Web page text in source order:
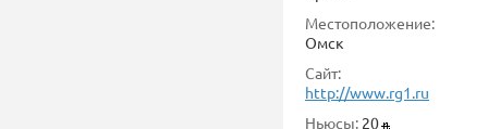
Местоположение:
Омск
Сайт:
http://www.rg1.ru
Ньюсы: 20